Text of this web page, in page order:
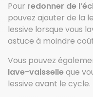
Pour redonner de
pouvez ajouter de la
lessive lorsque vous
astuce à moindre
Vous pouvez
lave-vaisselleque
lessive avant le cycle.